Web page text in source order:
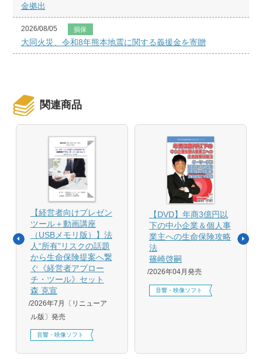
金拠出
2026/08/05 損保
大同火災、令和8年熊本地震に関する義援金を寄贈
関連商品
【経営者向けプレゼン
ツール＋動画講座
（USBメモリ版）】法
人“所有”リスクの話題
から生命保険提案へ繋
ぐ《経営者アプロー
チ・ツール》セット
森 克宣
2026年7月〔リニューア
ル版〕発売
音響・映像ソフト
【DVD】年商3億円以
下の中小企業＆個人事
業主への生命保険攻略
法
篠崎啓嗣
2026年04月発売
音響・映像ソフト